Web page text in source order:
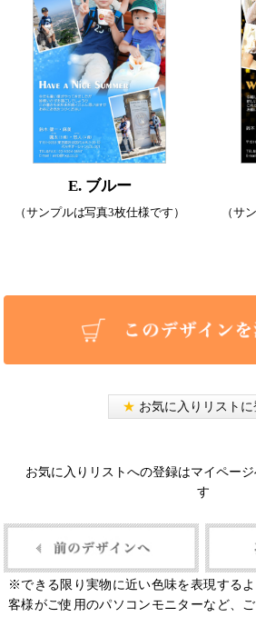
E. ブルー
（サンプルは写真3枚仕様です） （サ
★ お気に入りリストに
お気に入りリストへの登録はマイペー
す
※できる限り実物に近い色味を表現する
客様がご使用のパソコンモニターなど、